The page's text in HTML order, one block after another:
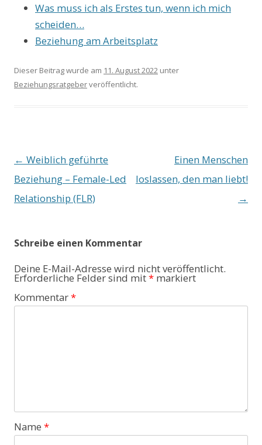
Was muss ich als Erstes tun, wenn ich mich
scheiden…
Beziehung am Arbeitsplatz
Dieser Beitrag wurde am 11. August 2022 unter
Beziehungsratgeberveröffentlicht.
Beitrags-
Navigation
← Weiblich geführte
Beziehung – Female-Led
Relationship (FLR)
Einen Menschen
loslassen, den man liebt!
→
Schreibe einen Kommentar
Deine E-Mail-Adresse wird nicht veröffentlicht.
Erforderliche Felder sind mit* markiert
Kommentar*
Name *